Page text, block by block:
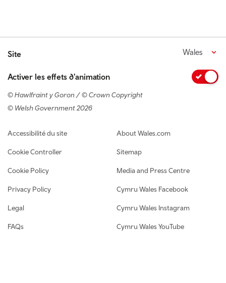
Site Wales
Activer les effets d'animation
© Hawlfraint y Goron / © Crown Copyright
© Welsh Government 2026
Footer navigation
Accessibilité du site
Cookie Controller
Cookie Policy
Privacy Policy
Legal
FAQs
About Wales.com
Sitemap
Media and Press Centre
Cymru Wales Facebook
Cymru Wales Instagram
Cymru Wales YouTube